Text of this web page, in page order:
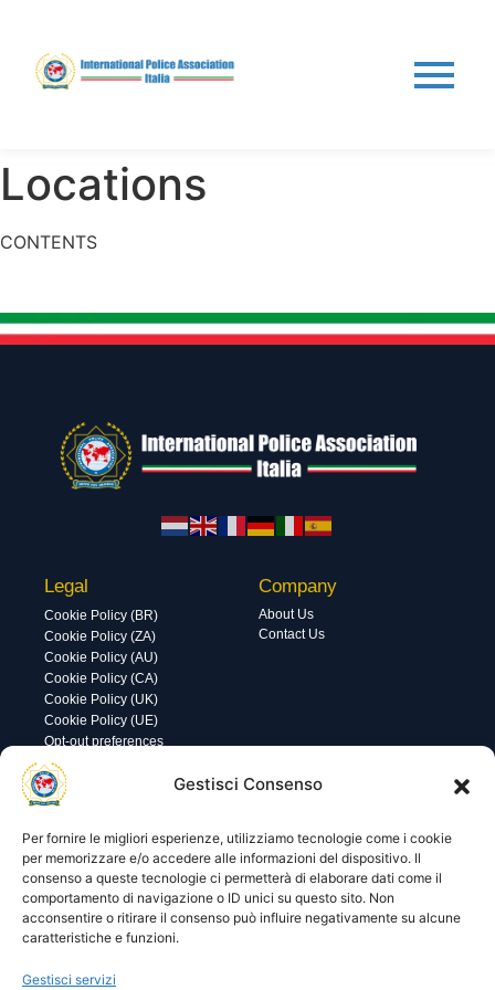
Gestisci Consenso
Per fornire le migliori esperienze, utilizziamo tecnologie come i cookie
per memorizzare e/o accedere alle informazioni del dispositivo. Il
consenso a queste tecnologie ci permetterà di elaborare dati come il
comportamento di navigazione o ID unici su questo sito. Non
acconsentire o ritirare il consenso può influire negativamente su alcune
caratteristiche e funzioni.
Gestisci servizi
Locations
CONTENTS
Legal
Cookie Policy (BR)
Cookie Policy (ZA)
Cookie Policy (AU)
Cookie Policy (CA)
Cookie Policy (UK)
Cookie Policy (UE)
Opt-out preferences
Company
About Us
Contact Us
Utility
Visite di oggi: 10
Visite totali: 13790
Area gestione
Password